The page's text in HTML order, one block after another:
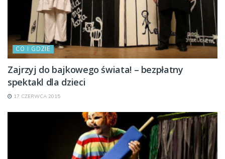
CO I GDZIE
Zajrzyj do bajkowego świata! – bezpłatny
spektakl dla dzieci
17 CZERWCA 2015